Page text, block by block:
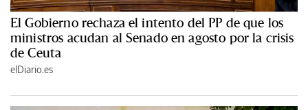
El Gobierno rechaza el intento del PP de que los
ministros acudan al Senado en agosto por la crisis
de Ceuta
elDiario.es